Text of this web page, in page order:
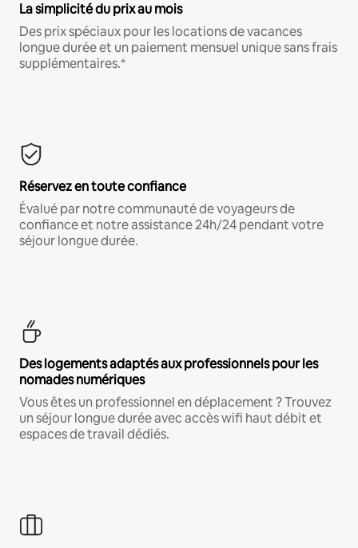
La simplicité du prix au mois
Des prix spéciaux pour les locations de vacances
longue durée et un paiement mensuel unique sans frais
supplémentaires.*
Réservez en toute confiance
Évalué par notre communauté de voyageurs de
confiance et notre assistance 24h/24 pendant votre
séjour longue durée.
Des logements adaptés aux professionnels pour les
nomades numériques
Vous êtes un professionnel en déplacement ? Trouvez
un séjour longue durée avec accès wifi haut débit et
espaces de travail dédiés.